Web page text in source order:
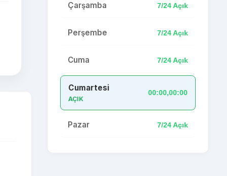
Çarşamba 7/24 Açık
Perşembe 7/24 Açık
Cuma 7/24 Açık
Cumartesi
AÇIK
00:00,00:00
Pazar 7/24 Açık